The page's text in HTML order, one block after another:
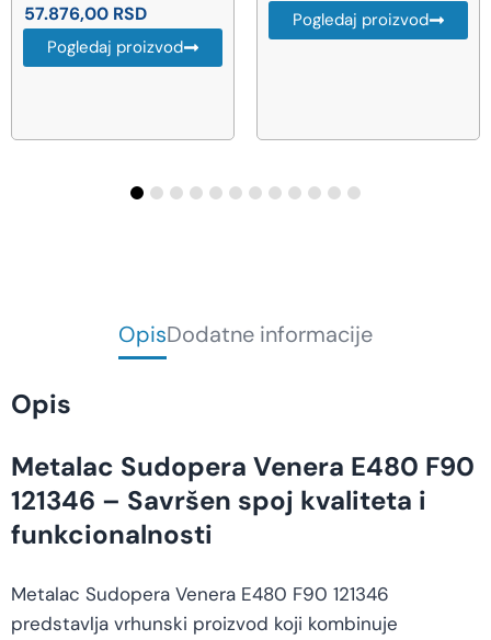
Pogledaj proizvod Pogledaj proizvod
OpisDodatne informacije
Opis
Metalac Sudopera Venera E480 F90
121346 – Savršen spoj kvaliteta i
funkcionalnosti
Metalac Sudopera Venera E480 F90 121346
predstavlja vrhunski proizvod koji kombinuje